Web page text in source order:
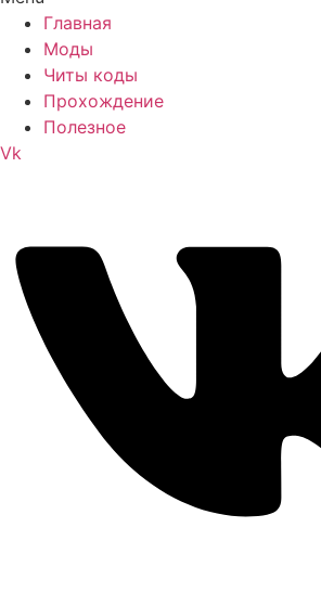
Главная
Моды
Читы коды
Прохождение
Полезное
Vk